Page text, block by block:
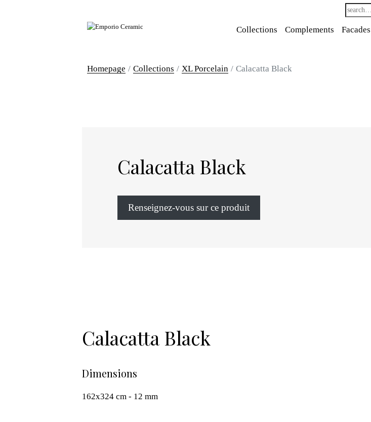
Collections Complements Facades
Homepage Collections XL Porcelain Calacatta Black
Calacatta Black
Renseignez-vous sur ce produit
Calacatta Black
Dimensions
162x324 cm - 12 mm